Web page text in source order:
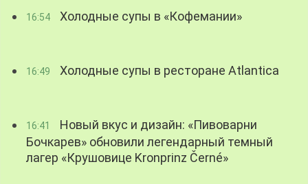
16:54 Холодные супы в «Кофемании»
16:49 Холодные супы в ресторане Atlantica
16:41
Новый вкус и дизайн: «Пивоварни
Бочкарев» обновили легендарный темный
лагер «Крушовице Kronprinz Černé»